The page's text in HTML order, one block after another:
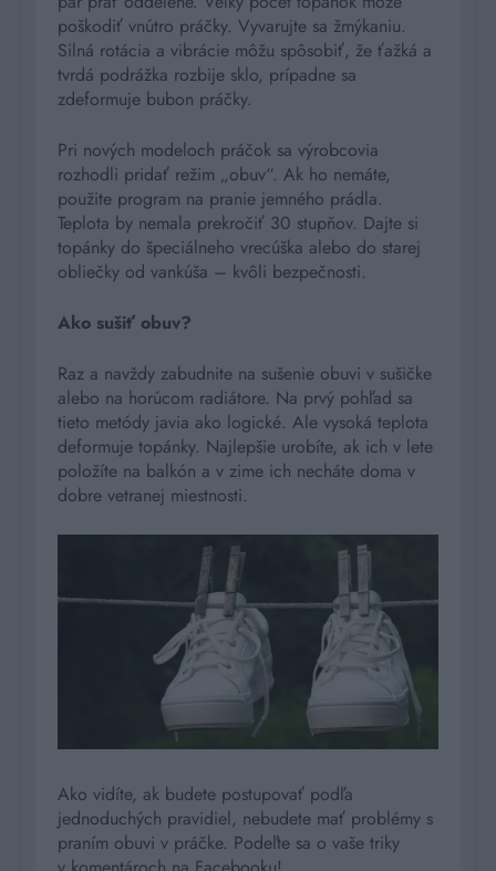
poškodiť vnútro práčky. Vyvarujte sa žmýkaniu.
Silná rotácia a vibrácie môžu spôsobiť, že ťažká a
tvrdá podrážka rozbije sklo, prípadne sa
zdeformuje bubon práčky.
Pri nových modeloch práčok sa výrobcovia
rozhodli pridať režim „obuv“. Ak ho nemáte,
použite program na pranie jemného prádla.
Teplota by nemala prekročiť 30 stupňov. Dajte si
topánky do špeciálneho vrecúška alebo do starej
obliečky od vankúša – kvôli bezpečnosti.
Ako sušiť obuv?
Raz a navždy zabudnite na sušenie obuvi v sušičke
alebo na horúcom radiátore. Na prvý pohľad sa
tieto metódy javia ako logické. Ale vysoká teplota
deformuje topánky. Najlepšie urobíte, ak ich v lete
položíte na balkón a v zime ich necháte doma v
dobre vetranej miestnosti.
Ako vidíte, ak budete postupovať podľa
jednoduchých pravidiel, nebudete mať problémy s
praním obuvi v práčke. Podeľte sa o vaše triky